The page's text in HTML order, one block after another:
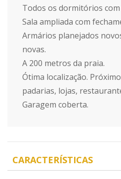
Todos os dormitórios com
Sala ampliada com
Armários planejados
novas.
A 200 metros da praia.
Ótima localização.
padarias, lojas,
Garagem coberta.
CARACTERÍSTICAS